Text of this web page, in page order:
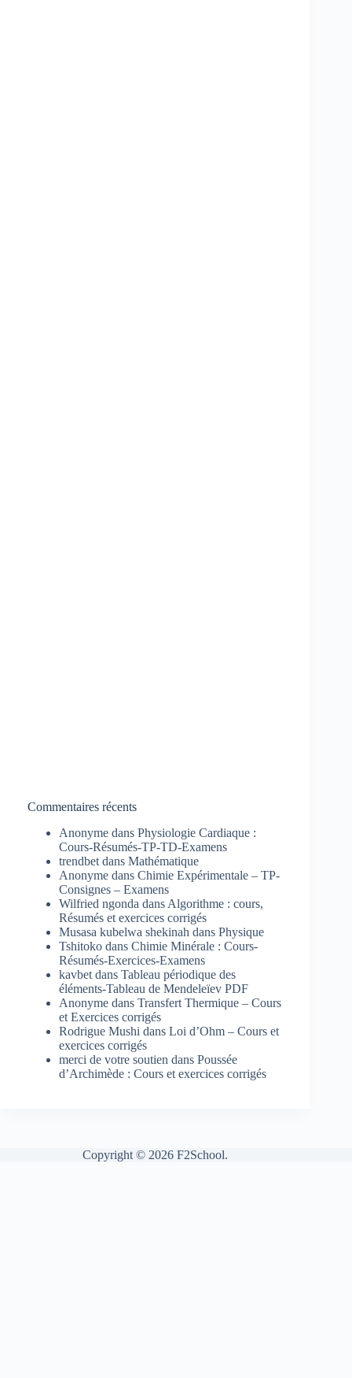
Commentaires récents
Anonyme dans Physiologie Cardiaque :
Cours-Résumés-TP-TD-Examens
trendbet dans Mathématique
Anonyme dans Chimie Expérimentale – TP-
Consignes – Examens
Wilfried ngonda dans Algorithme : cours,
Résumés et exercices corrigés
Musasa kubelwa shekinah dans Physique
Tshitoko dans Chimie Minérale : Cours-
Résumés-Exercices-Examens
kavbet dans Tableau périodique des
éléments-Tableau de Mendeleïev PDF
Anonyme dans Transfert Thermique – Cours
et Exercices corrigés
Rodrigue Mushi dans Loi d’Ohm – Cours et
exercices corrigés
merci de votre soutien dans Poussée
d’Archimède : Cours et exercices corrigés
Copyright © 2026 F2School.